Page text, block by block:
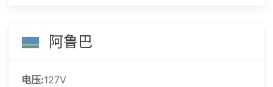
阿鲁巴
电压:127V